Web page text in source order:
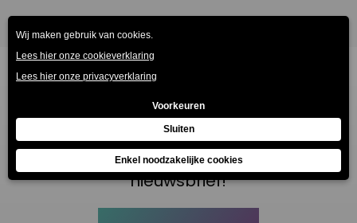
Blijf op de hoogte, meld je aan voor de
nieuwsbrief!